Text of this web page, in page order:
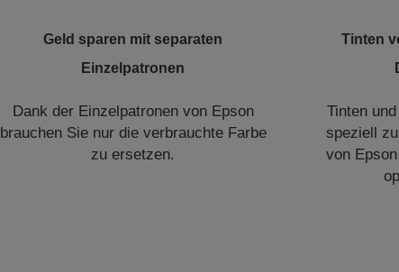
Geld sparen mit separaten
Einzelpatronen
Dank der Einzelpatronen von Epson
brauchen Sie nur die verbrauchte Farbe
zu ersetzen.
Tinten
Tinten
speziell
von